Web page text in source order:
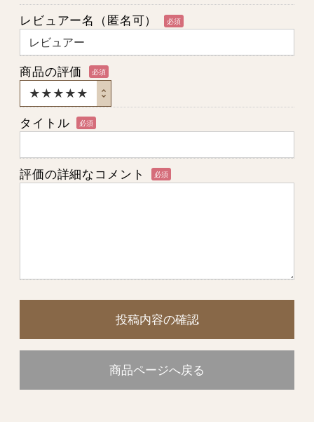
レビュアー名（匿名可） 必須
商品の評価 必須
タイトル 必須
評価の詳細なコメント 必須
投稿内容の確認
商品ページへ戻る